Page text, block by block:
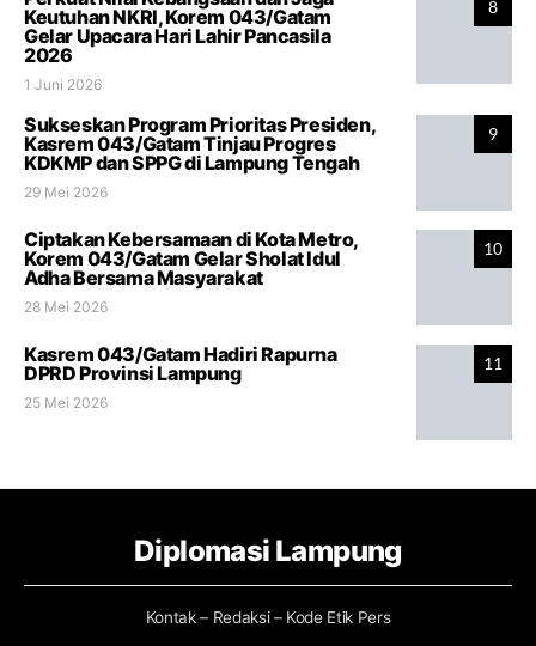
8
Keutuhan NKRI, Korem 043/Gatam
Gelar Upacara Hari Lahir Pancasila
2026
1 Juni 2026
9
Sukseskan Program Prioritas Presiden,
Kasrem 043/Gatam Tinjau Progres
KDKMP dan SPPG di Lampung Tengah
29 Mei 2026
10
Ciptakan Kebersamaan di Kota Metro,
Korem 043/Gatam Gelar Sholat Idul
Adha Bersama Masyarakat
28 Mei 2026
11
Kasrem 043/Gatam Hadiri Rapurna
DPRD Provinsi Lampung
25 Mei 2026
Diplomasi Lampung
Kontak – Redaksi – Kode Etik Pers